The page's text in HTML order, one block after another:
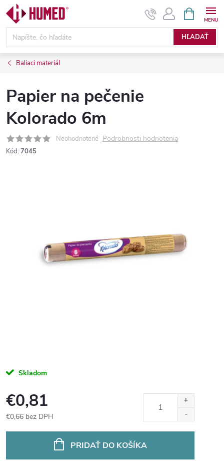
Prejsť
obsah
HĽADAŤ
KOŠÍK
Baliaci materiál
Papier na pečenie
Kolorado 6m
Neohodnotené Podrobnosti hodnotenia
Kód: 7045
Skladom
€0,81
€0,66 bez DPH
PRIDAŤ DO KOŠÍKA